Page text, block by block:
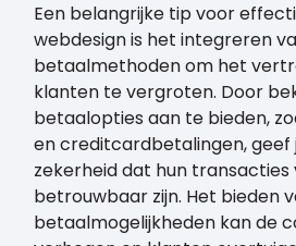
Een belangrijke tip voor
webdesign is het integreren
betaalmethoden om het
klanten te vergroten. Door
betaalopties aan te bieden,
en creditcardbetalingen, geef
zekerheid dat hun transacties
betrouwbaar zijn. Het bieden
betaalmogelijkheden kan de